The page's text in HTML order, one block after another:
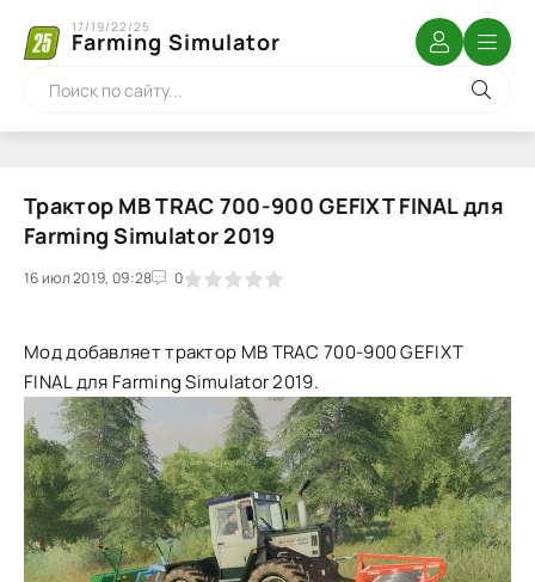
Farming Simulator
17/19/22/25
Трактор MB TRAC 700-900 GEFIXT FINAL для
Farming Simulator 2019
16 июл 2019, 09:28 0
1 2 3 4 5
Мод добавляет трактор MB TRAC 700-900 GEFIXT
FINAL для Farming Simulator 2019.